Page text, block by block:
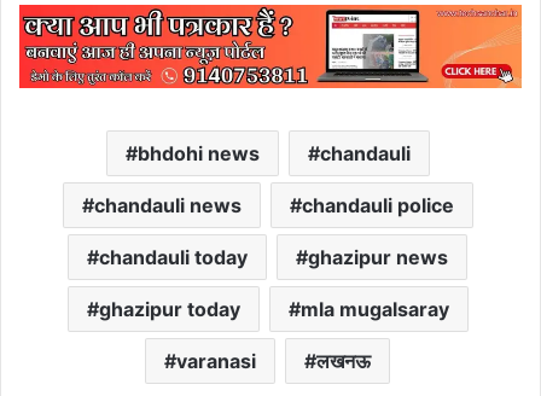
bhdohi news chandauli
chandauli news chandauli police
chandauli today ghazipur news
ghazipur today mla mugalsaray
varanasi लखनऊ